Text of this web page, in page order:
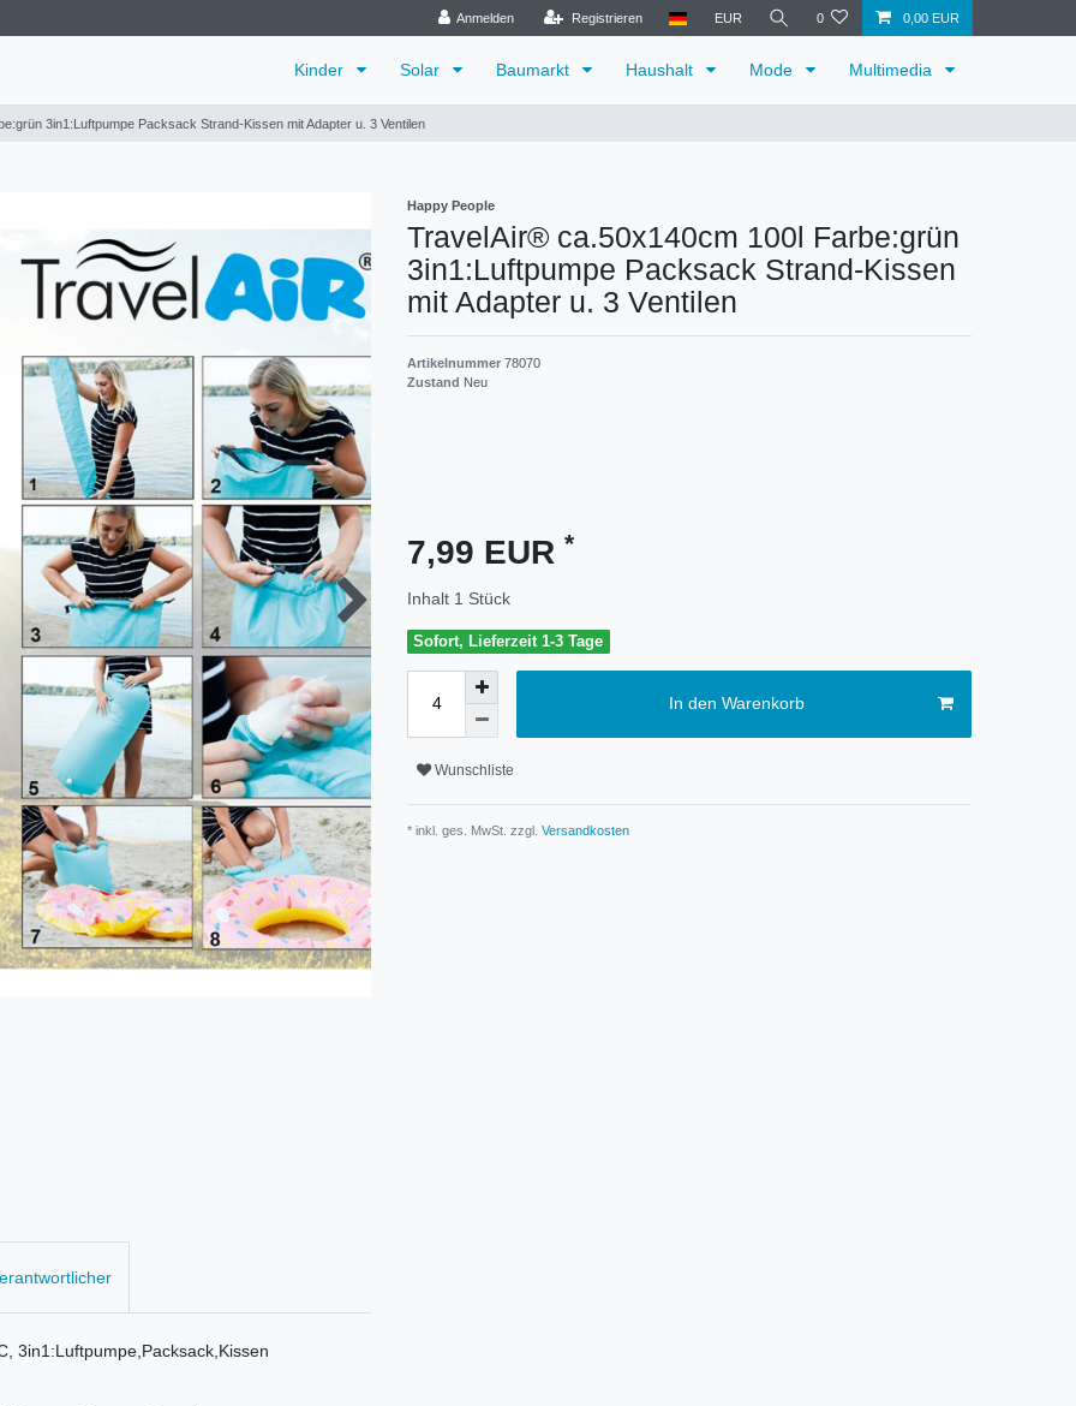
Anmelden Registrieren EUR 0 0,00 EUR
Kinder Solar Baumarkt Haushalt Mode Multimedia
3in1:Luftpumpe Packsack Strand-Kissen mit Adapter u. 3 Ventilen
Happy People
TravelAir® ca.50x140cm 100l Farbe:grün
3in1:Luftpumpe Packsack Strand-Kissen
mit Adapter u. 3 Ventilen
Artikelnummer 78070
Zustand Neu
7,99 EUR *
Inhalt 1 Stück
Sofort, Lieferzeit 1-3 Tage
In den Warenkorb
Wunschliste
* inkl. ges. MwSt. zzgl. Versandkosten
3in1:Luftpumpe,Packsack,Kissen